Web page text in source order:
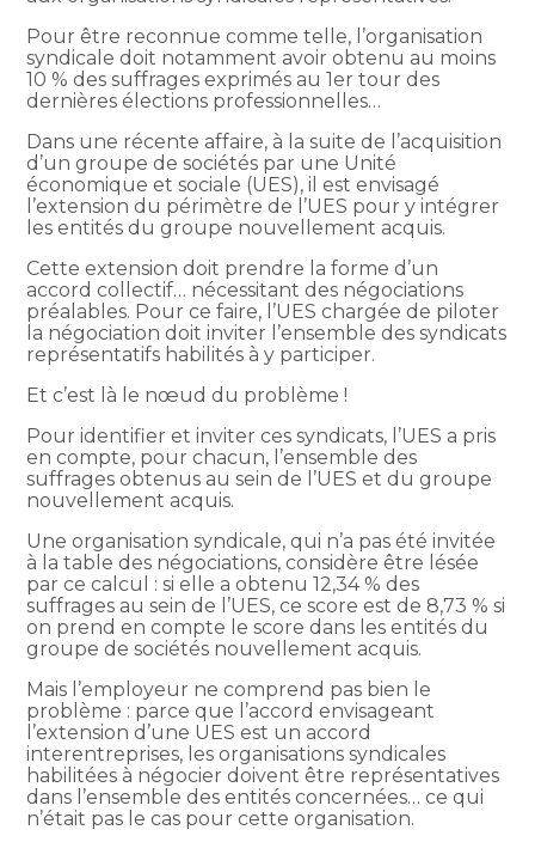
Pour être reconnue comme telle, l’organisation
syndicale doit notamment avoir obtenu au moins
10 % des suffrages exprimés au 1er tour des
dernières élections professionnelles…
Dans une récente affaire, à la suite de l’acquisition
d’un groupe de sociétés par une Unité
économique et sociale (UES), il est envisagé
l’extension du périmètre de l’UES pour y intégrer
les entités du groupe nouvellement acquis.
Cette extension doit prendre la forme d’un
accord collectif… nécessitant des négociations
préalables. Pour ce faire, l’UES chargée de piloter
la négociation doit inviter l’ensemble des syndicats
représentatifs habilités à y participer.
Et c’est là le nœud du problème !
Pour identifier et inviter ces syndicats, l’UES a pris
en compte, pour chacun, l’ensemble des
suffrages obtenus au sein de l’UES et du groupe
nouvellement acquis.
Une organisation syndicale, qui n’a pas été invitée
à la table des négociations, considère être lésée
par ce calcul : si elle a obtenu 12,34 % des
suffrages au sein de l’UES, ce score est de 8,73 % si
on prend en compte le score dans les entités du
groupe de sociétés nouvellement acquis.
Mais l’employeur ne comprend pas bien le
problème : parce que l’accord envisageant
l’extension d’une UES est un accord
interentreprises, les organisations syndicales
habilitées à négocier doivent être représentatives
dans l’ensemble des entités concernées… ce qui
n’était pas le cas pour cette organisation.